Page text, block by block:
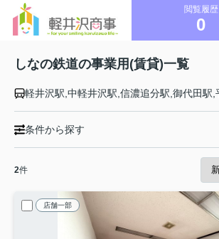
閲覧履歴
0
しなの鉄道の事業用(賃貸)一覧
条件から探す
2件
店舗一部